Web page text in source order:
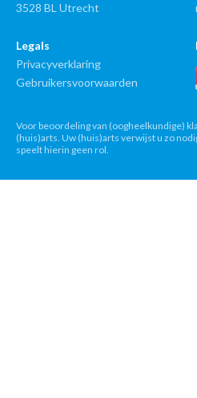
3528 BL Utrecht
Legals
Privacyverklaring
Gebruikersvoorwaarden
Voor beoordeling van (oogheelkundige)
(huis)arts. Uw (huis)arts verwijst u zo
speelt hierin geen rol.